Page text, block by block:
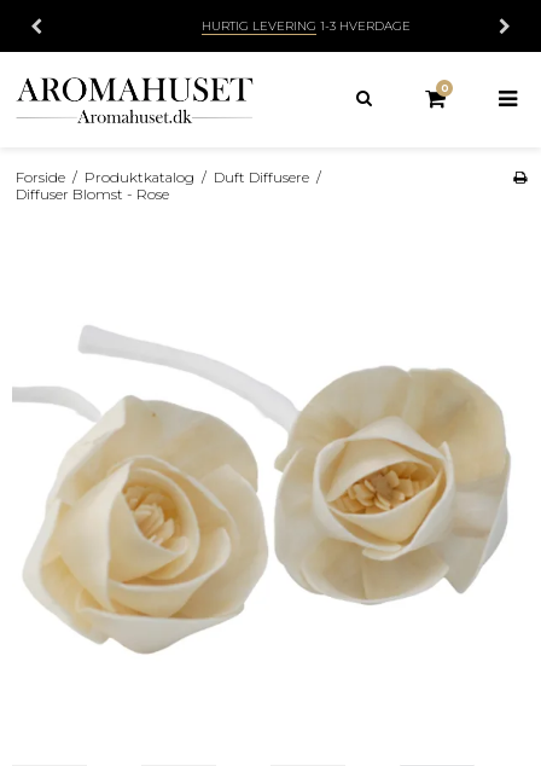
HURTIG LEVERING1-3 HVERDAGE
0
Forside / Produktkatalog / Duft Diffusere /
Diffuser Blomst - Rose